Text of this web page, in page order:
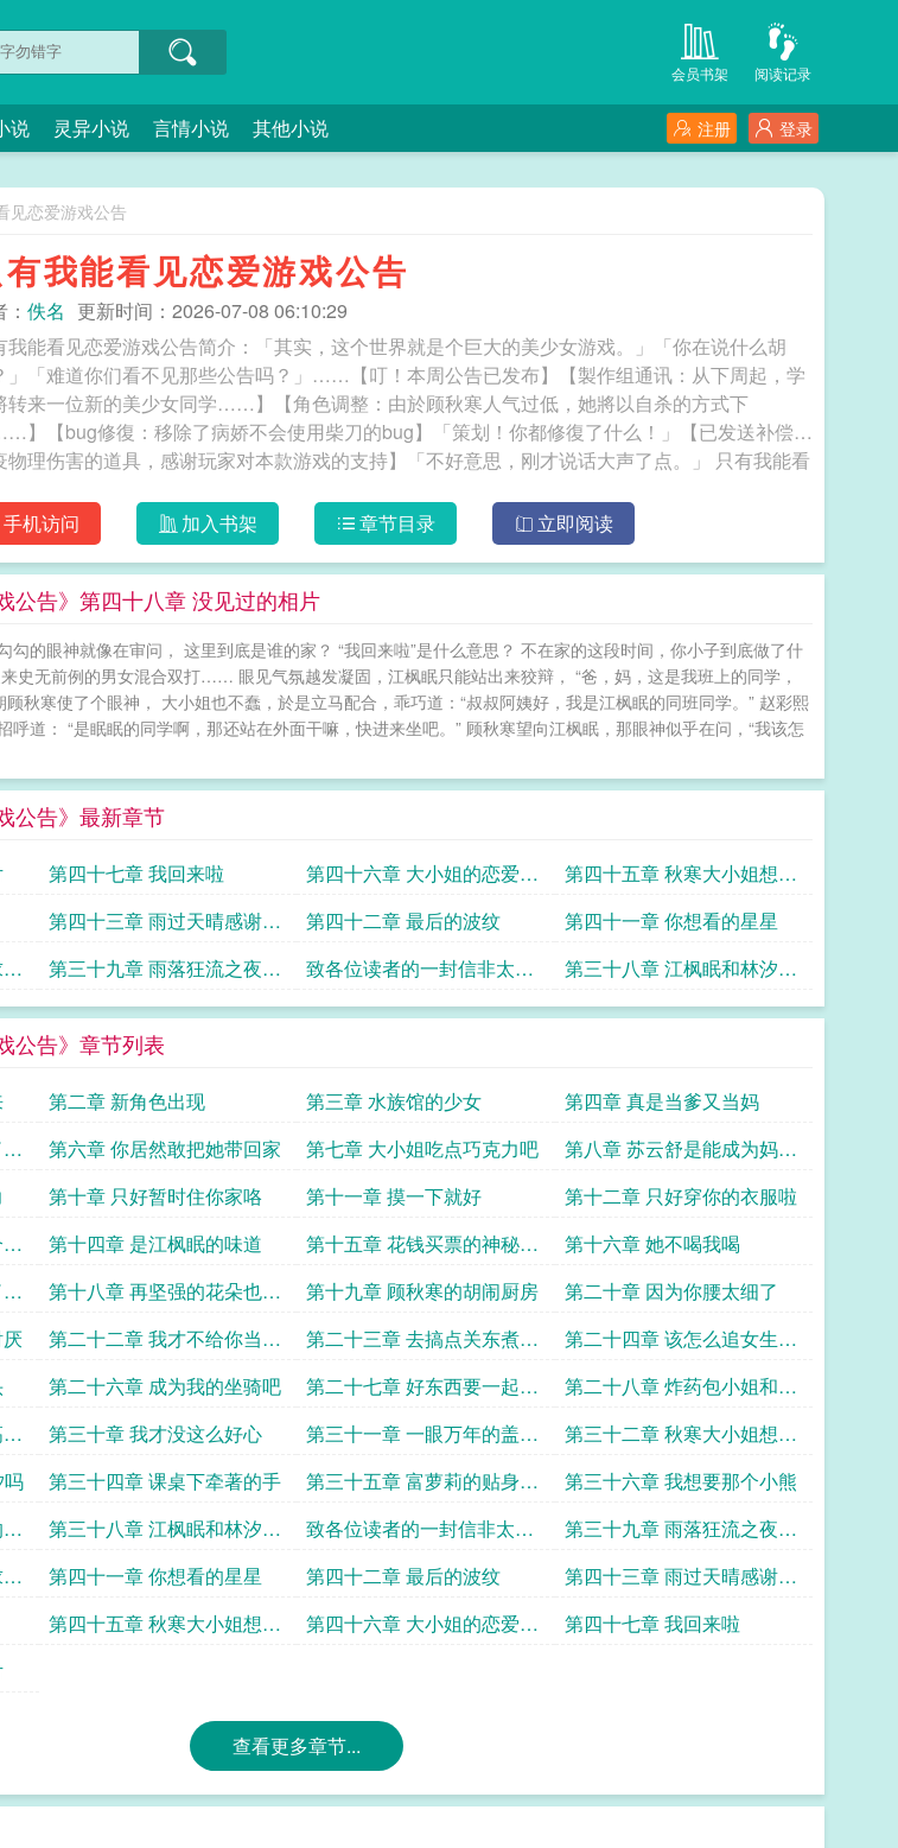
阅读记录
会员书架
说 灵异小说 言情小说 其他小说 登录
注册
见恋爱游戏公告
我能看见恋爱游戏公告
佚名 更新时间：2026-07-08 06:10:29
我能看见恋爱游戏公告简介：「其实，这个世界就是个巨大的美少女游戏。」「你在说什么胡
」「难道你们看不见那些公告吗？」……【叮！本周公告已发布】【製作组通讯：从下周起，学
转来一位新的美少女同学……】【角色调整：由於顾秋寒人气过低，她將以自杀的方式下
】【bug修復：移除了病娇不会使用柴刀的bug】「策划！你都修復了什么！」【已发送补偿：
理伤害的道具，感谢玩家对本款游戏的支持】「不好意思，刚才说话大声了点。」 只有我能看
手机访问
加入书架 章节目录 立即阅读
公告》第四十八章 没见过的相片
勾的眼神就像在审问， 这里到底是谁的家？ “我回来啦”是什么意思？ 不在家的这段时间，你小子到底做了什
史无前例的男女混合双打…… 眼见气氛越发凝固，江枫眠只能站出来狡辩， “爸，妈，这是我班上的同学，
秋寒使了个眼神， 大小姐也不蠢，於是立马配合，乖巧道：“叔叔阿姨好，我是江枫眠的同班同学。” 赵彩熙
呼道： “是眠眠的同学啊，那还站在外面干嘛，快进来坐吧。” 顾秋寒望向江枫眠，那眼神似乎在问，“我该怎
公告》最新章节
第四十七章 我回来啦
第四十六章 大小姐的恋爱计
划
第四十五章 秋寒大小姐想要
我挽留
第四十三章 雨过天晴感谢
lgrz的500点幣打赏
第四十二章 最后的波纹
第四十一章 你想看的星星
第三十九章 雨落狂流之夜求
追读
致各位读者的一封信非太监
声明可放心阅读
第三十八章 江枫眠和林汐汐
的小熊求追读
公告》章节列表
第二章 新角色出现 第三章 水族馆的少女
第四章 真是当爹又当妈
第六章 你居然敢把她带回家 第七章 大小姐吃点巧克力吧
第八章 苏云舒是能成为妈妈
的女孩
第十章 只好暂时住你家咯 第十一章 摸一下就好
第十二章 只好穿你的衣服啦
第十四章 是江枫眠的味道
第十五章 花钱买票的神秘少
女
第十六章 她不喝我喝
第十八章 再坚强的花朵也需
要养分
第十九章 顾秋寒的胡闹厨房
第二十章 因为你腰太细了
第二十二章 我才不给你当女
僕
第二十三章 去搞点关东煮求
追读
第二十四章 该怎么追女生啊
求追读
第二十六章 成为我的坐骑吧
第二十七章 好东西要一起分
享
第二十八章 炸药包小姐和好
脾气先生
第三十章 我才没这么好心
第三十一章 一眼万年的盖世
大侠
第三十二章 秋寒大小姐想要
变温柔
吗 第三十四章 课桌下牵著的手
第三十五章 富萝莉的贴身高
手
第三十六章 我想要那个小熊
第三十八章 江枫眠和林汐汐
的小熊求追读
致各位读者的一封信非太监
声明可放心阅读
第三十九章 雨落狂流之夜求
追读
第四十一章 你想看的星星 第四十二章 最后的波纹
第四十三章 雨过天晴感谢
lgrz的500点幣打赏
第四十五章 秋寒大小姐想要
第四十六章 大小姐的恋爱计
第四十七章 我回来啦
查看更多章节...